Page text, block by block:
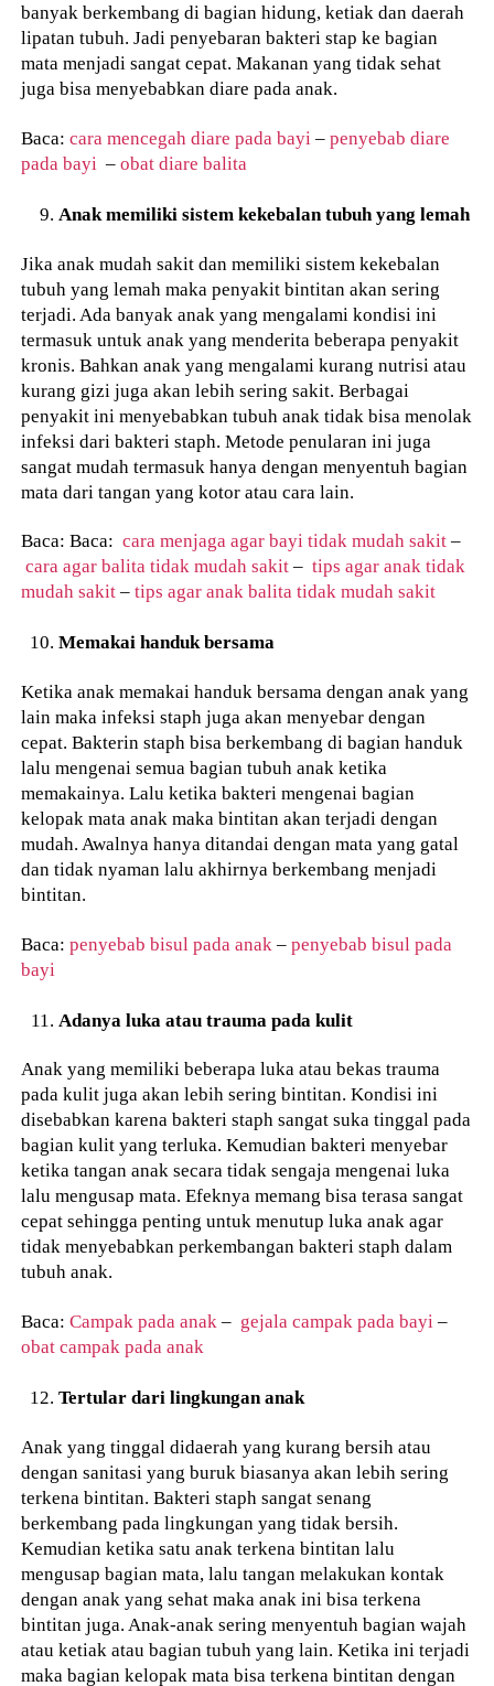
banyak berkembang di bagian hidung, ketiak dan daerah
lipatan tubuh. Jadi penyebaran bakteri stap ke bagian
mata menjadi sangat cepat. Makanan yang tidak sehat
juga bisa menyebabkan diare pada anak.
Baca:cara mencegah diare pada bayi –penyebab diare
pada bayi –obat diare balita
Anak memiliki sistem kekebalan tubuh yang lemah
Jika anak mudah sakit dan memiliki sistem kekebalan
tubuh yang lemah maka penyakit bintitan akan sering
terjadi. Ada banyak anak yang mengalami kondisi ini
termasuk untuk anak yang menderita beberapa penyakit
kronis. Bahkan anak yang mengalami kurang nutrisi atau
kurang gizi juga akan lebih sering sakit. Berbagai
penyakit ini menyebabkan tubuh anak tidak bisa menolak
infeksi dari bakteri staph. Metode penularan ini juga
sangat mudah termasuk hanya dengan menyentuh bagian
mata dari tangan yang kotor atau cara lain.
Baca: Baca:cara menjaga agar bayi tidak mudah sakit –
cara agar balita tidak mudah sakit –tips agar anak tidak
mudah sakit –tips agar anak balita tidak mudah sakit
Memakai handuk bersama
Ketika anak memakai handuk bersama dengan anak yang
lain maka infeksi staph juga akan menyebar dengan
cepat. Bakterin staph bisa berkembang di bagian handuk
lalu mengenai semua bagian tubuh anak ketika
memakainya. Lalu ketika bakteri mengenai bagian
kelopak mata anak maka bintitan akan terjadi dengan
mudah. Awalnya hanya ditandai dengan mata yang gatal
dan tidak nyaman lalu akhirnya berkembang menjadi
bintitan.
Baca:penyebab bisul pada anak –penyebab bisul pada
bayi
Adanya luka atau trauma pada kulit
Anak yang memiliki beberapa luka atau bekas trauma
pada kulit juga akan lebih sering bintitan. Kondisi ini
disebabkan karena bakteri staph sangat suka tinggal pada
bagian kulit yang terluka. Kemudian bakteri menyebar
ketika tangan anak secara tidak sengaja mengenai luka
lalu mengusap mata. Efeknya memang bisa terasa sangat
cepat sehingga penting untuk menutup luka anak agar
tidak menyebabkan perkembangan bakteri staph dalam
tubuh anak.
Baca:Campak pada anak – gejala campak pada bayi –
obat campak pada anak
Tertular dari lingkungan anak
Anak yang tinggal didaerah yang kurang bersih atau
dengan sanitasi yang buruk biasanya akan lebih sering
terkena bintitan. Bakteri staph sangat senang
berkembang pada lingkungan yang tidak bersih.
Kemudian ketika satu anak terkena bintitan lalu
mengusap bagian mata, lalu tangan melakukan kontak
dengan anak yang sehat maka anak ini bisa terkena
bintitan juga. Anak-anak sering menyentuh bagian wajah
atau ketiak atau bagian tubuh yang lain. Ketika ini terjadi
maka bagian kelopak mata bisa terkena bintitan dengan